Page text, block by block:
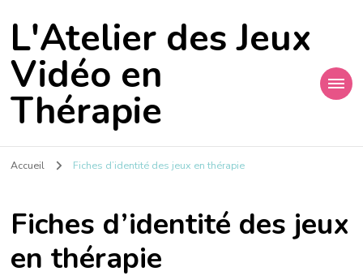
L'Atelier des Jeux
Vidéo en
Thérapie
Accueil Fiches d’identité des jeux en thérapie
Fiches d’identité des jeux
en thérapie